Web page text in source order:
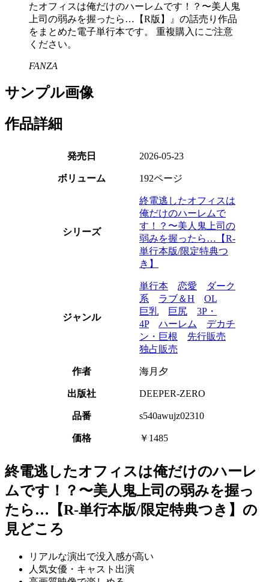
たオフィスは俺だけのハーレムです！？〜美人鬼
上司の弱みを握ったら…【R版】』の話売り作品
をまとめた電子単行本です。 重複購入にご注意
ください。
FANZA
サンプル画像
作品詳細
発売日 2026-05-23
ボリューム 192ページ
シリーズ
終電逃したオフィスは
俺だけのハーレムで
す！？〜美人鬼上司の
弱みを握ったら…【R-
単行本版/限定特典つ
き】
ジャンル
単行本 恋愛
ダーク
系
ラブ＆H
OL
巨乳
巨尻
3P・
4P
ハーレム
デカチ
ン・巨根
先行販売
独占販売
作者 海月夕
出版社 DEEPER-ZERO
品番 s540awujz02310
価格 ￥1485
終電逃したオフィスは俺だけのハーレ
ムです！？〜美人鬼上司の弱みを握っ
たら…【R-単行本版/限定特典つき】の
見どころ
リアルな演出で没入感が高い
人気女優・キャスト出演